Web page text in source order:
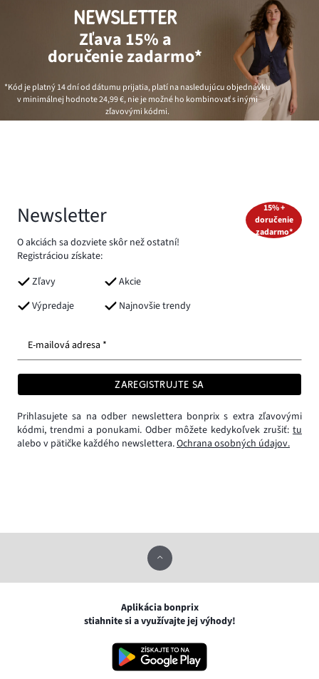
NEWSLETTER
Zľava 15% a
doručenie zadarmo*
*Kód je platný 14 dní od dátumu prijatia, platí na nasledujúcu objednávku
v minimálnej hodnote24,99 €, nie je možné ho kombinovať s inými
zľavovými kódmi.
Newsletter
O akciách sa dozviete skôr než ostatní!
Registráciou získate:
Zľavy
Akcie
Výpredaje
Najnovšie trendy
15% +
doručenie
zadarmo*
E-mailová adresa *
ZAREGISTRUJTE SA
Prihlasujete sa na odber newslettera bonprix s extra zľavovými
kódmi, trendmi a ponukami. Odber môžete kedykoľvek zrušiť: tu
alebo v pätičke každého newslettera.Ochrana osobných údajov.
Aplikácia bonprix
stiahnite si a využívajte jej výhody!